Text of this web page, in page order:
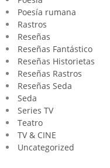
Poesía rumana
Rastros
Reseñas
Reseñas Fantástico
Reseñas Historietas
Reseñas Rastros
Reseñas Seda
Seda
Series TV
Teatro
TV & CINE
Uncategorized